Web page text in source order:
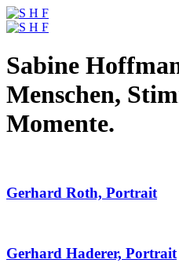
Sabine
Menschen,
Momente.
Gerhard Roth, Portrait
Gerhard Haderer, Portrait